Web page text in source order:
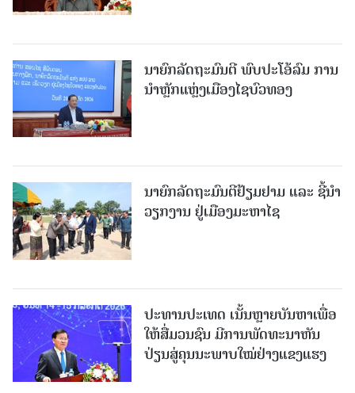
ນາຍົກລັດຖະມົນຕີ ພົບປະໂອ້ລົມ ການ
ນຳຫຼັກແຫຼ່ງເມືອງໄຊບົວທອງ
ນາຍົກລັດຖະມົນຕີຢ້ຽມຢາມ ແລະ ຊີ້ນຳ
ວຽກງານ ຢູ່ເມືອງມະຫາໄຊ
ປະທານປະເທດ ເນັ້ນຫຼາຍບັນຫາເພື່ອ
ໃຫ້ສື່ມວນຊົນ ມີການພັດທະນາຫັນ
ປ່ຽນສູ່ຄຸນນະພາບໃໝ່ຢ່າງແຂງແຮງ